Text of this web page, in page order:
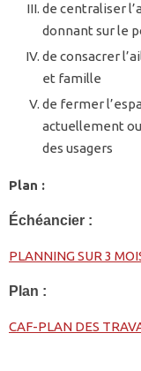
de centraliser
donnant sur le
de consacrer
et famille
de fermer
actuellement
des usagers
Plan :
Échéancier :
PLANNING SUR 3
Plan :
CAF-PLAN DES